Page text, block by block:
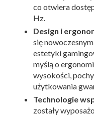
co otwiera
Hz.
Design i
się
estetyki
myślą o
wysokości,
użytkowania
Technologie
zostały